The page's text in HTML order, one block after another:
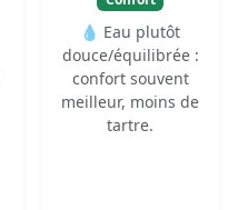
💧 Eau plutôt
douce/équilibrée :
confort souvent
meilleur, moins de
tartre.